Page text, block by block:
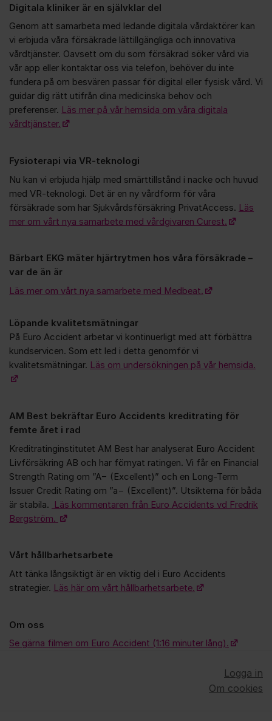
Digitala kliniker är en självklar del
Genom att samarbeta med ledande digitala vårdaktörer kan
vi erbjuda våra försäkrade lättillgängliga och innovativa
vårdtjänster. Oavsett om du som försäkrad söker vård via
vår app eller kontaktar oss via telefon, behöver du inte
fundera på om besvären passar för digital eller fysisk vård. Vi
guidar dig rätt utifrån dina medicinska behov och
preferenser. Läs mer på vår hemsida om våra digitala
vårdtjänster.
Fysioterapi via VR-teknologi
Nu kan vi erbjuda hjälp med smärttillstånd i nacke och huvud
med VR-teknologi. Det är en ny vårdform för våra
försäkrade som har Sjukvårdsförsäkring PrivatAccess. Läs
mer om vårt nya samarbete med vårdgivaren Curest.
Bärbart EKG mäter hjärtrytmen hos våra försäkrade –
var de än är
Läs mer om vårt nya samarbete med Medbeat.
Löpande kvalitetsmätningar
På Euro Accident arbetar vi kontinuerligt med att förbättra
kundservicen. Som ett led i detta genomför vi
kvalitetsmätningar. Läs om undersökningen på vår hemsida.
AM Best bekräftar Euro Accidents kreditrating för
femte året i rad
Kreditratinginstitutet AM Best har analyserat Euro Accident
Livförsäkring AB och har förnyat ratingen. Vi får en Financial
Strength Rating om ”A− (Excellent)” och en Long-Term
Issuer Credit Rating om ”a− (Excellent)”. Utsikterna för båda
är stabila.
Läs kommentaren från Euro Accidents vd Fredrik
Bergström.
Vårt hållbarhetsarbete
Att tänka långsiktigt är en viktig del i Euro Accidents
strategier. Läs här om vårt hållbarhetsarbete.
Om oss
Se gärna filmen om Euro Accident (1:16 minuter lång).
Logga in
Om cookies